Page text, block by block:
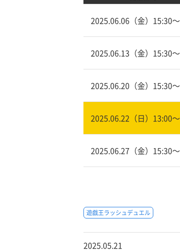
2025.06.06（金）15:30〜
2025.06.13（金）15:30〜
2025.06.20（金）15:30〜
2025.06.22（日）13:00〜
2025.06.27（金）15:30〜
遊戯王ラッシュデュエル
2025.05.21